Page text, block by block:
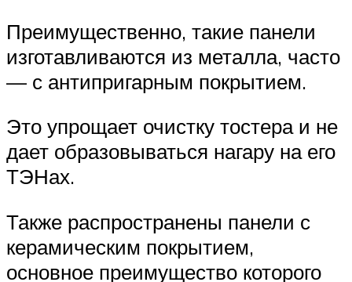
Преимущественно, такие панели
изготавливаются из металла, часто
— с антипригарным покрытием.
Это упрощает очистку тостера и не
дает образовываться нагару на его
ТЭНах.
Также распространены панели с
керамическим покрытием,
основное преимущество которого